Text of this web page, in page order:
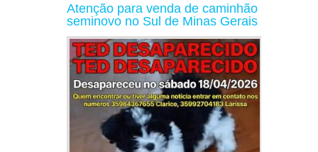
Atenção para venda de caminhão
seminovo no Sul de Minas Gerais